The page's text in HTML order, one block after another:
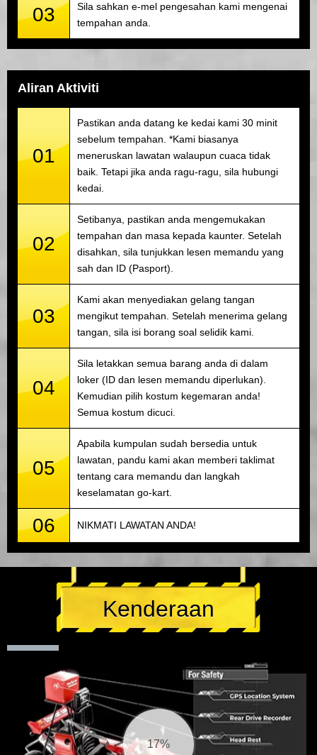
03
Sila sahkan e-mel pengesahan kami mengenai
tempahan anda.
Aliran Aktiviti
01
Pastikan anda datang ke kedai kami 30 minit
sebelum tempahan. *Kami biasanya
meneruskan lawatan walaupun cuaca tidak
baik. Tetapi jika anda ragu-ragu, sila hubungi
kedai.
02
Setibanya, pastikan anda mengemukakan
tempahan dan masa kepada kaunter. Setelah
disahkan, sila tunjukkan lesen memandu yang
sah dan ID (Pasport).
03
Kami akan menyediakan gelang tangan
mengikut tempahan. Setelah menerima gelang
tangan, sila isi borang soal selidik kami.
04
Sila letakkan semua barang anda di dalam
loker (ID dan lesen memandu diperlukan).
Kemudian pilih kostum kegemaran anda!
Semua kostum dicuci.
05
Apabila kumpulan sudah bersedia untuk
lawatan, pandu kami akan memberi taklimat
tentang cara memandu dan langkah
keselamatan go-kart.
06 NIKMATI LAWATAN ANDA!
Kenderaan
18%